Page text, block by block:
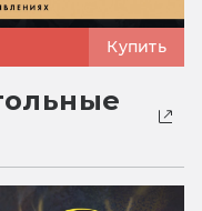
Купить